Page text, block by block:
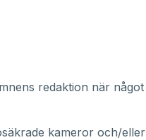
redaktion när något
kameror och/eller